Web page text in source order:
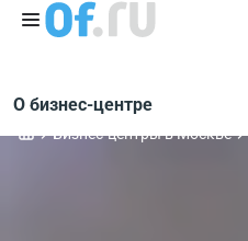
О бизнес-центре
Бизнес-центры в Москве